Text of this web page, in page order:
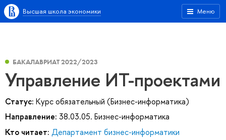
Меню
Высшая школа экономики
БАКАЛАВРИАТ 2022/2023
Управление ИТ-проектами
Статус: Курс обязательный (Бизнес-информатика)
Направление: 38.03.05. Бизнес-информатика
Кто читает: Департамент бизнес-информатики